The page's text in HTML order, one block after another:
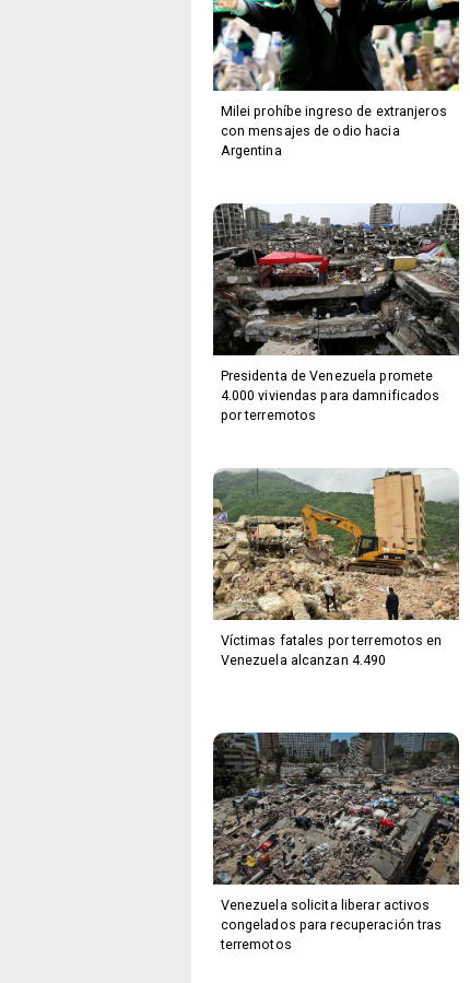
Milei prohíbe ingreso de extranjeros
con mensajes de odio hacia
Argentina
Presidenta de Venezuela promete
4.000 viviendas para damnificados
por terremotos
Víctimas fatales por terremotos en
Venezuela alcanzan 4.490
Venezuela solicita liberar activos
congelados para recuperación tras
terremotos